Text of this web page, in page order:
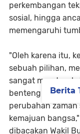
perkembangan
sosial, hingga
memengaruhi
"Oleh karena itu,
sebuah pilihan,
sangat
benteng utama
perubahan
kemajuan
dibacakan Wakil
Berita